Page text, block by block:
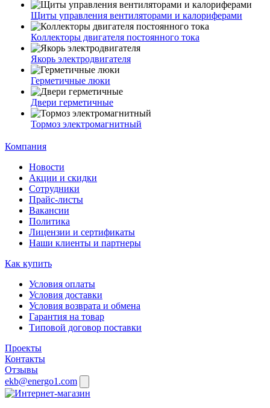
Щиты управления вентиляторами и калориферами
Коллекторы двигателя постоянного тока
Якорь электродвигателя
Герметичные люки
Двери герметичные
Тормоз электромагнитный
Компания
Новости
Акции и скидки
Сотрудники
Прайс-листы
Вакансии
Политика
Лицензии и сертификаты
Наши клиенты и партнеры
Как купить
Условия оплаты
Условия доставки
Условия возврата и обмена
Гарантия на товар
Типовой договор поставки
Проекты
Контакты
Отзывы
ekb@energo1.com